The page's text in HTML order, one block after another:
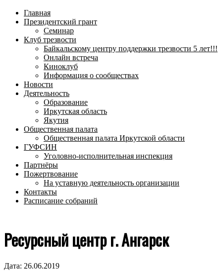
меню
Главная
Президентский грант
Семинар
Клуб трезвости
Байкальскому центру поддержки трезвости 5 лет!!!
Онлайн встреча
Киноклуб
Информация о сообществах
Новости
Деятельность
Образование
Иркутская область
Якутия
Общественная палата
Общественная палата Иркутской области
ГУФСИН
Уголовно-исполнительная инспекция
Партнёры
Пожертвование
На уставную деятельность организации
Контакты
Расписание собраний
Ресурсный центр г. Ангарск
Дата: 26.06.2019